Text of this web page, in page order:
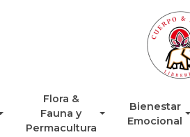
Flora &
Fauna y
Permacultura
Bienestar
Emocional